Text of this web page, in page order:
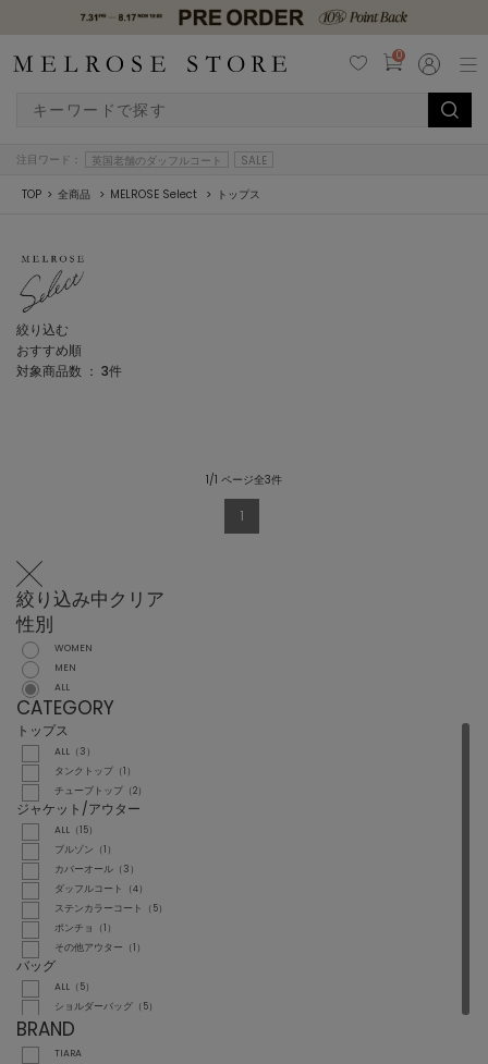
0
注目ワード： 英国老舗のダッフルコート SALE
TOP 全商品 MELROSE Select トップス
絞り込む
おすすめ順
対象商品数 ： 3件
1/1 ページ全3件
1
絞り込み中クリア
性別
WOMEN
MEN
ALL
CATEGORY
トップス
ALL（3）
タンクトップ（1）
チューブトップ（2）
ジャケット/アウター
ALL（15）
ブルゾン（1）
カバーオール（3）
ダッフルコート（4）
ステンカラーコート（5）
ポンチョ（1）
その他アウター（1）
バッグ
ALL（5）
ショルダーバッグ（5）
BRAND
TIARA